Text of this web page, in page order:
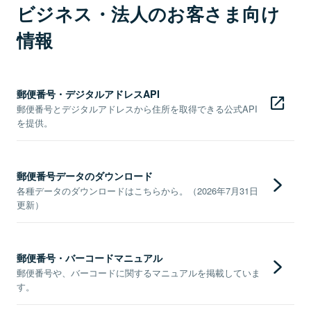
ビジネス・法人のお客さま向け
情報
郵便番号・デジタルアドレスAPI
郵便番号とデジタルアドレスから住所を取得できる公式API
を提供。
郵便番号データのダウンロード
各種データのダウンロードはこちらから。（2026年7月31日
更新）
郵便番号・バーコードマニュアル
郵便番号や、バーコードに関するマニュアルを掲載していま
す。